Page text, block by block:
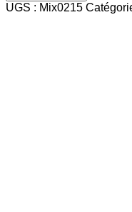
UGS : Mix0215